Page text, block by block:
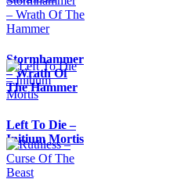
Stormhammer
– Wrath Of
The Hammer
Left To Die –
Initium Mortis